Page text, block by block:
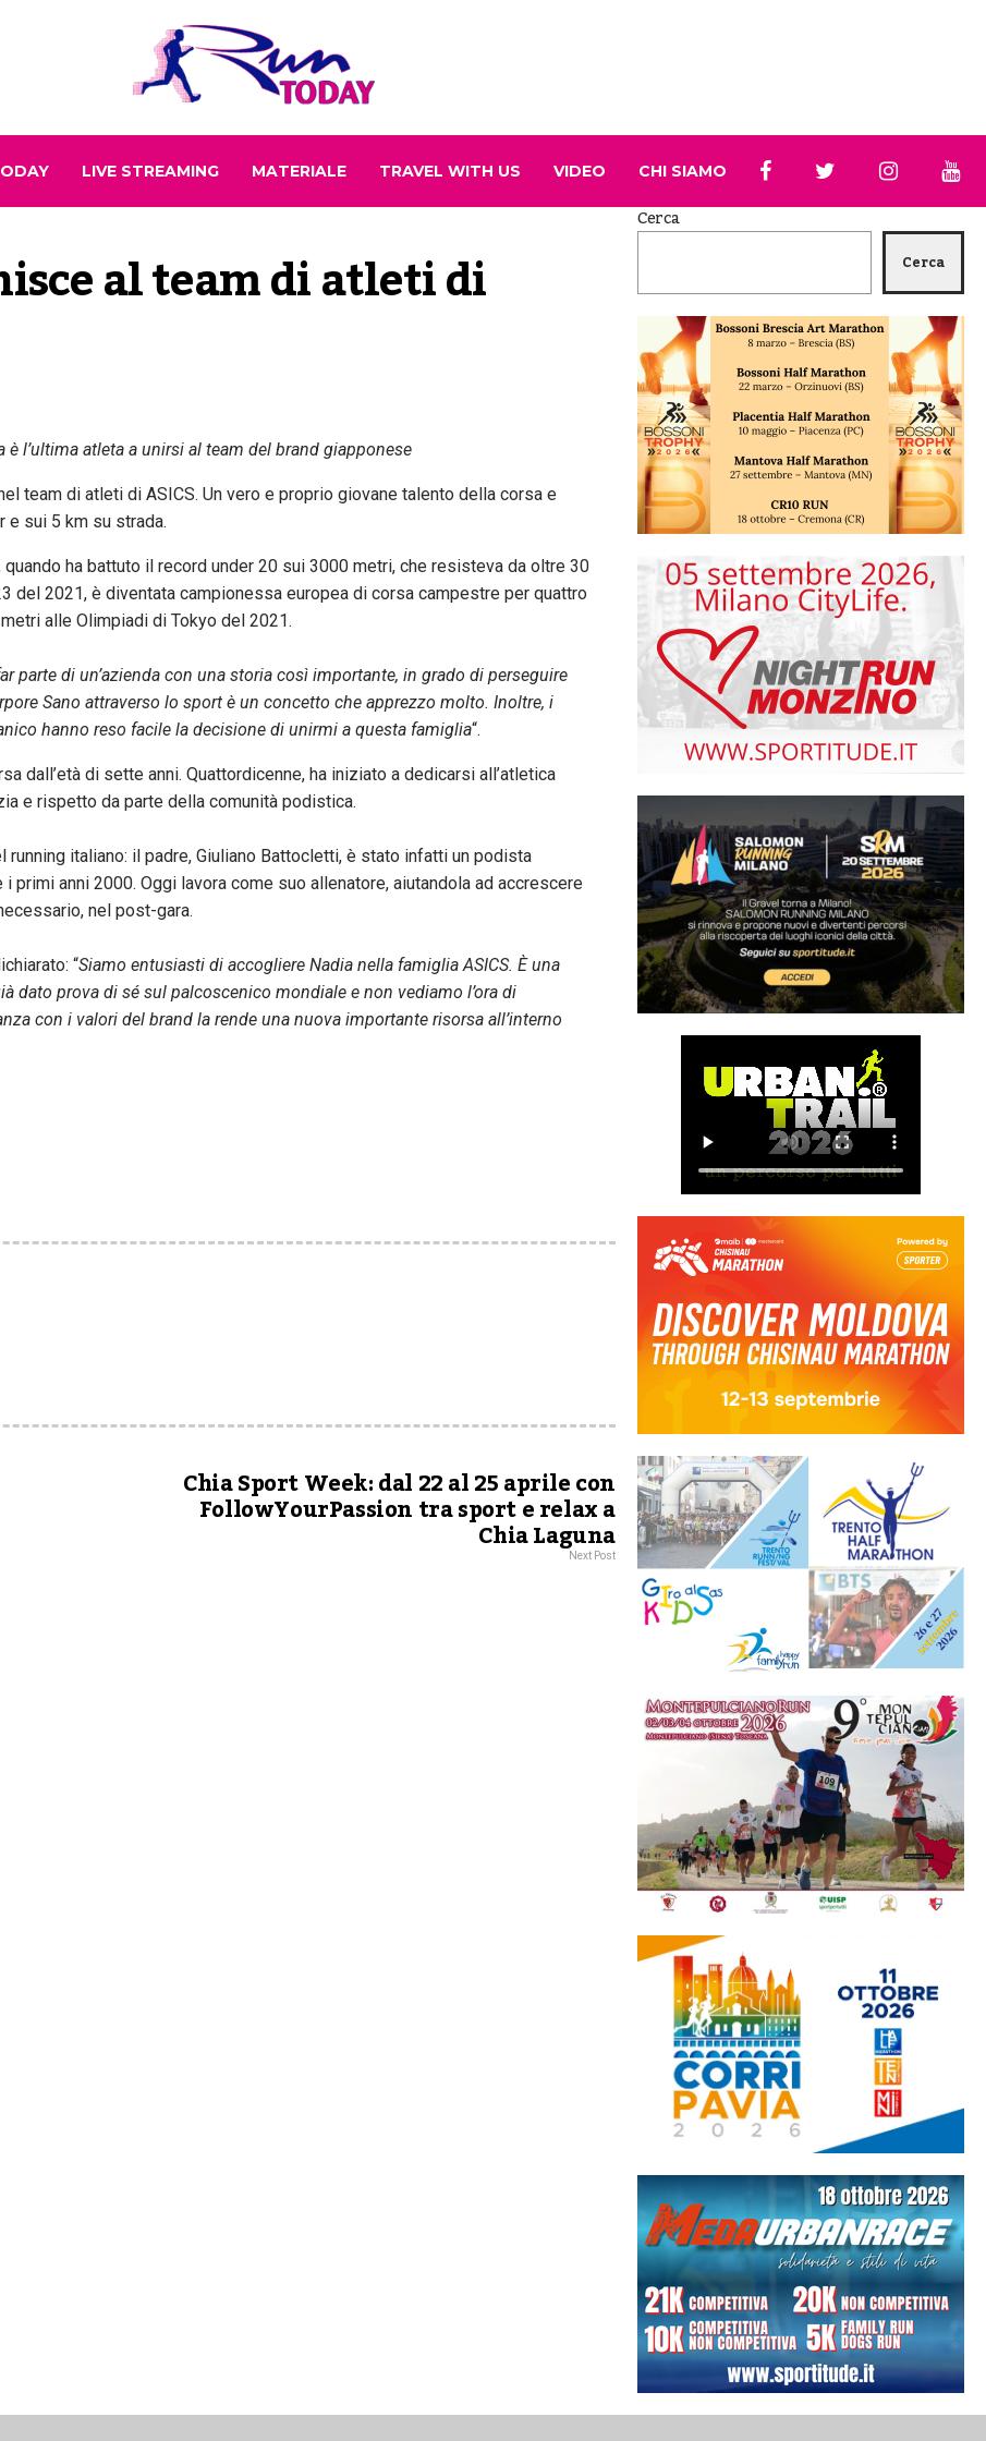
LIVE STREAMING MATERIALE TRAVEL WITH US VIDEO CHI SIAMO
al team di atleti di
l’ultima atleta a unirsi al team del brand giapponese
team di atleti di ASICS. Un vero e proprio giovane talento della corsa e
e sui 5 km su strada.
ha battuto il record under 20 sui 3000 metri, che resisteva da oltre 30
del 2021, è diventata campionessa europea di corsa campestre per quattro
alle Olimpiadi di Tokyo del 2021.
parte di un’azienda con una storia così importante, in grado di perseguire
Sano attraverso lo sport è un concetto che apprezzo molto. Inoltre, i
hanno reso facile la decisione di unirmi a questa famiglia“.
dall’età di sette anni. Quattordicenne, ha iniziato a dedicarsi all’atletica
e rispetto da parte della comunità podistica.
italiano: il padre, Giuliano Battocletti, è stato infatti un podista
anni 2000. Oggi lavora come suo allenatore, aiutandola ad accrescere
nel post-gara.
“Siamo entusiasti di accogliere Nadia nella famiglia ASICS. È una
dato prova di sé sul palcoscenico mondiale e non vediamo l’ora di
con i valori del brand la rende una nuova importante risorsa all’interno
Chia Sport Week: dal 22 al 25 aprile con
FollowYourPassion tra sport e relax a
Chia Laguna
Next Post
Cerca
Cerca